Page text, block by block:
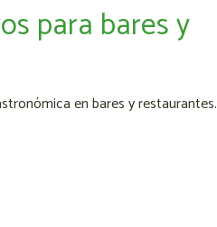
para bares y
en bares y restaurantes.